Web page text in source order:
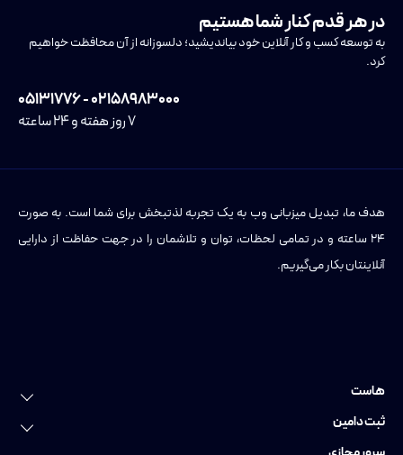
در هر قدم کنار شما هستیم
به توسعه کسب و کار آنلاین خود بیاندیشید؛ دلسوزانه از آن محافظت خواهیم
کرد.
۰۲۱۵۸۹۸۳۰۰۰ - ۰۵۱۳۱۷۷۶
۷ روز هفته و ۲۴ ساعته
هدف ما، تبدیل میزبانی وب به یک تجربه لذتبخش برای شما است. به صورت
۲۴ ساعته و در تمامی لحظات، توان و تلاشمان را در جهت حفاظت از دارایی
آنلاینتان بکار می‌گیریم.
هاست
ثبت دامین